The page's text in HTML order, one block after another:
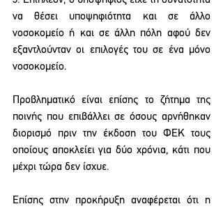
να θέσει υποψηφιότητα και σε άλλο
νοσοκομείο ή και σε άλλη πόλη αφού δεν
εξαντλούνταν οι επιλογές του σε ένα μόνο
νοσοκομείο.
Προβληματικό είναι επίσης το ζήτημα της
ποινής που επιβάλλει σε όσους αρνήθηκαν
διορισμό πριν την έκδοση του ΦΕΚ τους
οποίους αποκλείει για δύο χρόνια, κάτι που
μέχρι τώρα δεν ίσχυε.
Επίσης στην προκήρυξη αναφέρεται ότι η